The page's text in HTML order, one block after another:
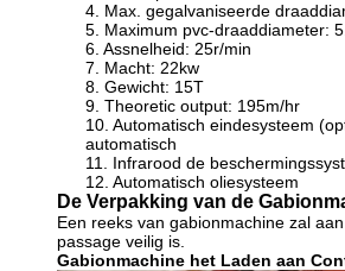
4. Max. gegalvaniseerde
5. Maximum pvc-draaddiameter:
6. Assnelheid: 25r/min
7. Macht: 22kw
8. Gewicht: 15T
9. Theoretic output: 195m/hr
10. Automatisch eindesysteem
automatisch
11. Infrarood de
12. Automatisch oliesysteem
De Verpakking van de
Een reeks van gabionmachine zal
passage veilig is.
Gabionmachine het Laden aan